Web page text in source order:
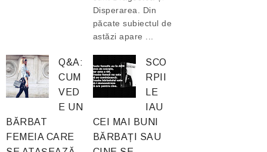
Disperarea. Din
păcate subiectul de
astăzi apare ...
Q&A:
CUM
VED
E UN
BĂRBAT
FEMEIA CARE
SCO
RPII
LE
IAU
CEI MAI BUNI
BĂRBAȚI SAU